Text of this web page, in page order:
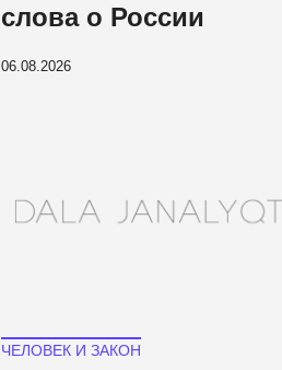
слова о России
06.08.2026
ЧЕЛОВЕК И ЗАКОН